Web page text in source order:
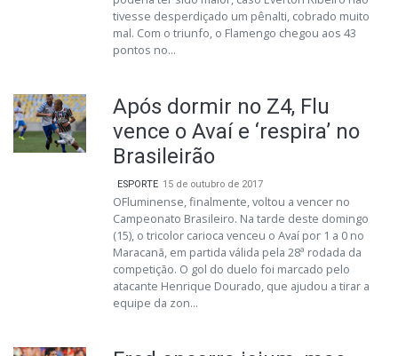
tivesse desperdiçado um pênalti, cobrado muito
mal. Com o triunfo, o Flamengo chegou aos 43
pontos no...
Após dormir no Z4, Flu
vence o Avaí e ‘respira’ no
Brasileirão
ESPORTE 15 de outubro de 2017
OFluminense, finalmente, voltou a vencer no
Campeonato Brasileiro. Na tarde deste domingo
(15), o tricolor carioca venceu o Avaí por 1 a 0 no
Maracanã, em partida válida pela 28ª rodada da
competição. O gol do duelo foi marcado pelo
atacante Henrique Dourado, que ajudou a tirar a
equipe da zon...